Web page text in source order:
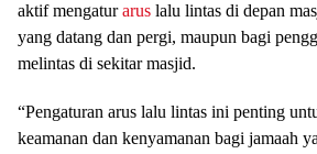
aktif mengaturarus lalu lintas di depan
yang datang dan pergi, maupun bagi
melintas di sekitar masjid.
“Pengaturan arus lalu lintas ini penting
keamanan dan kenyamanan bagi jamaah